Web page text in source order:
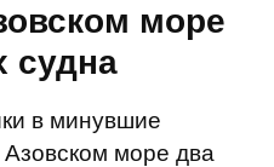
море
судна
в минувшие
море два